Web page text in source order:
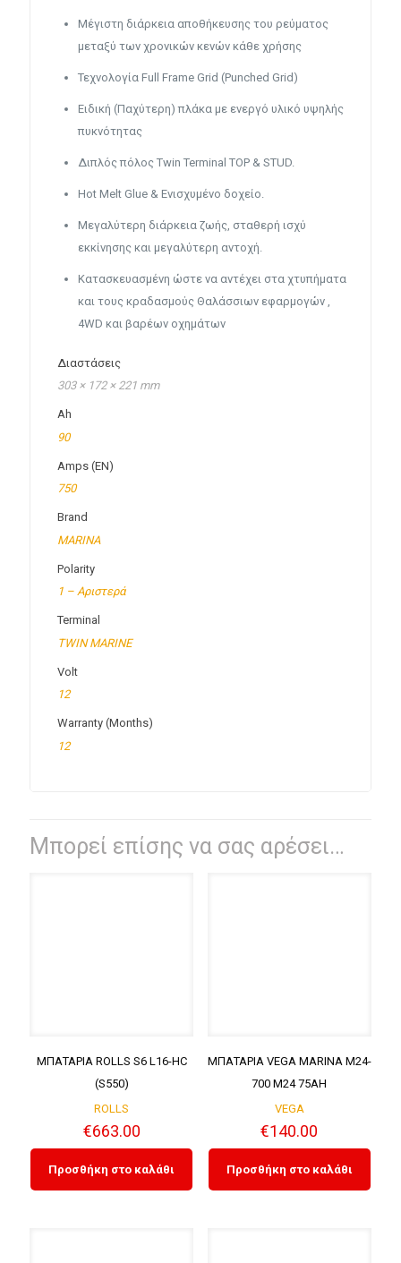
Μέγιστη διάρκεια αποθήκευσης του ρεύματος
μεταξύ των χρονικών κενών κάθε χρήσης
Τεχνολογία Full Frame Grid (Punched Grid)
Ειδική (Παχύτερη) πλάκα με ενεργό υλικό υψηλής
πυκνότητας
Διπλός πόλος Twin Terminal TOP & STUD.
Hot Melt Glue & Ενισχυμένο δοχείο.
Μεγαλύτερη διάρκεια ζωής, σταθερή ισχύ
εκκίνησης και μεγαλύτερη αντοχή.
Κατασκευασμένη ώστε να αντέχει στα χτυπήματα
και τους κραδασμούς Θαλάσσιων εφαρμογών ,
4WD και βαρέων οχημάτων
Διαστάσεις
303 × 172 × 221 mm
Ah
90
Amps (EN)
750
Brand
MARINA
Polarity
1 – Αριστερά
Terminal
TWIN MARINE
Volt
12
Warranty (Months)
12
Μπορεί επίσης να σας αρέσει…
ΜΠΑΤΑΡΙΑ ROLLS S6 L16-HC
(S550)
ROLLS
€663.00
Προσθήκη στο καλάθι
ΜΠΑΤΑΡΙΑ VEGA MARINA M24-
700 M24 75AH
VEGA
€140.00
Προσθήκη στο καλάθι